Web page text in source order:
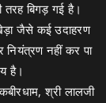
तरह बिगड़ गई है।
जैसे कई उदाहरण
नहीं कर पा
है।
श्री लालजी